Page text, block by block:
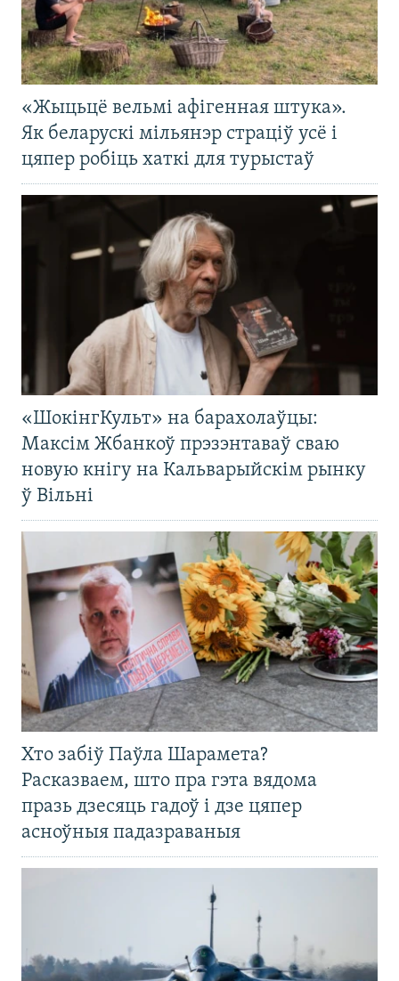
«Жыцьцё вельмі афігенная штука».
Як беларускі мільянэр страціў усё і
цяпер робіць хаткі для турыстаў
«ШокінгКульт» на барахолаўцы:
Максім Жбанкоў прэзэнтаваў сваю
новую кнігу на Кальварыйскім рынку
ў Вільні
Хто забіў Паўла Шарамета?
Расказваем, што пра гэта вядома
празь дзесяць гадоў і дзе цяпер
асноўныя падазраваныя